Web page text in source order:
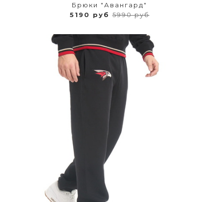
Брюки "Авангард"
5190 руб5990 руб